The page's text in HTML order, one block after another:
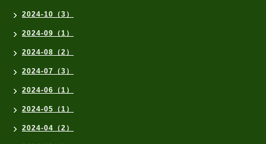
2024-10（3）
2024-09（1）
2024-08（2）
2024-07（3）
2024-06（1）
2024-05（1）
2024-04（2）